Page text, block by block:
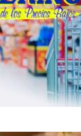
o
o
r
a
m